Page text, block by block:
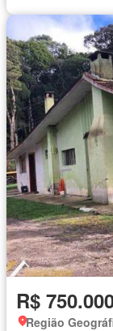
R$